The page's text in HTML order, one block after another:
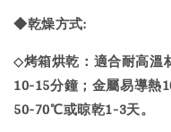
◆乾燥方式:
◇烤箱烘乾：適合耐高
10-15分鐘；金屬易導
50-70℃或晾乾1-3天。